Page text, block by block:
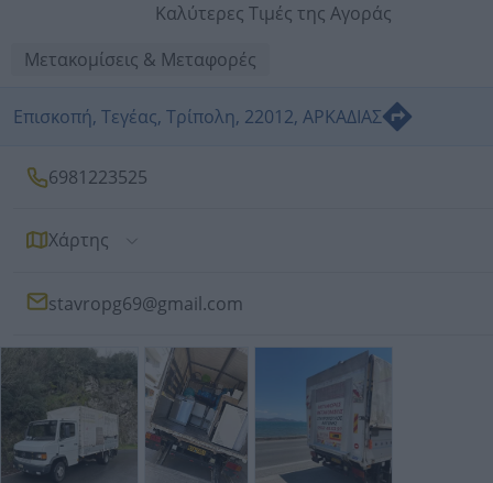
Καλύτερες Τιμές της Αγοράς
Μετακομίσεις & Μεταφορές
Επισκοπή, Τεγέας, Τρίπολη, 22012, ΑΡΚΑΔΙΑΣ
6981223525
Χάρτης
stavropg69@gmail.com